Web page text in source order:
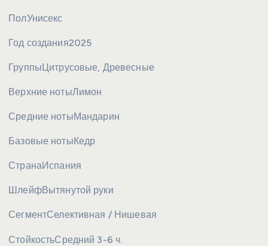
ПолУнисекс
Год создания2025
ГруппыЦитрусовые, Древесные
Верхние нотыЛимон
Средние нотыМандарин
Базовые ноты Кедр
СтранаИспания
ШлейфВытянутой руки
СегментСелективная / Нишевая
СтойкостьСредний 3-6 ч.